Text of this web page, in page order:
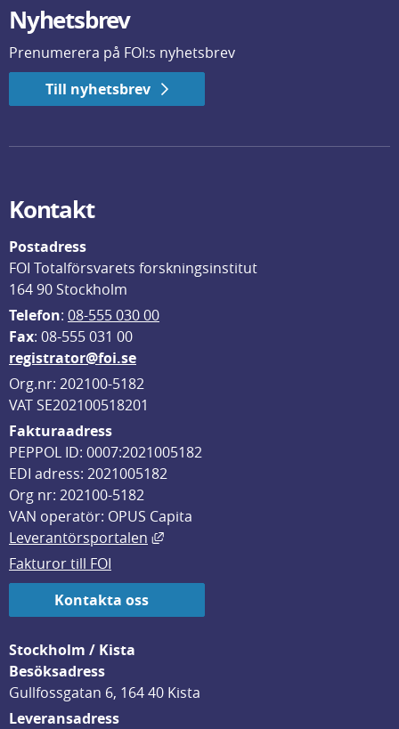
Nyhetsbrev
Prenumerera på FOI:s nyhetsbrev
Till nyhetsbrev
Kontakt
Postadress
FOI Totalförsvarets forskningsinstitut
164 90 Stockholm
Telefon: 08-555 030 00
Fax: 08-555 031 00
registrator@foi.se
Org.nr: 202100-5182
VAT SE202100518201
Fakturaadress
PEPPOL ID: 0007:2021005182
EDI adress: 2021005182
Org nr: 202100-5182
VAN operatör: OPUS Capita
Leverantörsportalen
Länk till annan webbplats, öppnas
Fakturor till FOI
Kontakta oss
Stockholm / Kista
Besöksadress
Gullfossgatan 6, 164 40 Kista
Leveransadress